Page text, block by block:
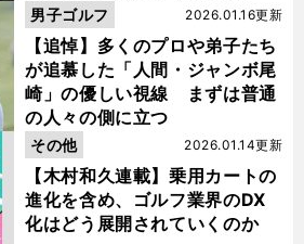
【追悼】多くのプロや弟子たち
が追慕した「人間・ジャンボ尾
崎」の優しい視線 まずは普通
の人々の側に立つ
2026.01.16更新
男子ゴルフ
【木村和久連載】乗用カートの
進化を含め、ゴルフ業界のDX
化はどう展開されていくのか
2026.01.14更新
その他